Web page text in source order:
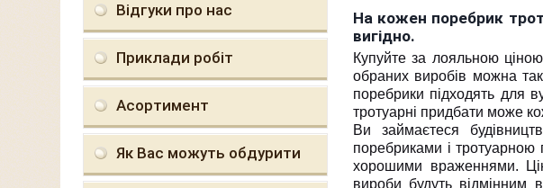
Відгуки про нас
Приклади робіт
Асортимент
Як Вас можуть обдурити
На кожен поребрик
вигідно.
Купуйте за лояльною
обраних виробів можна
поребрики підходять для
тротуарні придбати може
Ви займаєтеся
поребриками і тротуарною
хорошими враженнями.
вироби будуть відмінним